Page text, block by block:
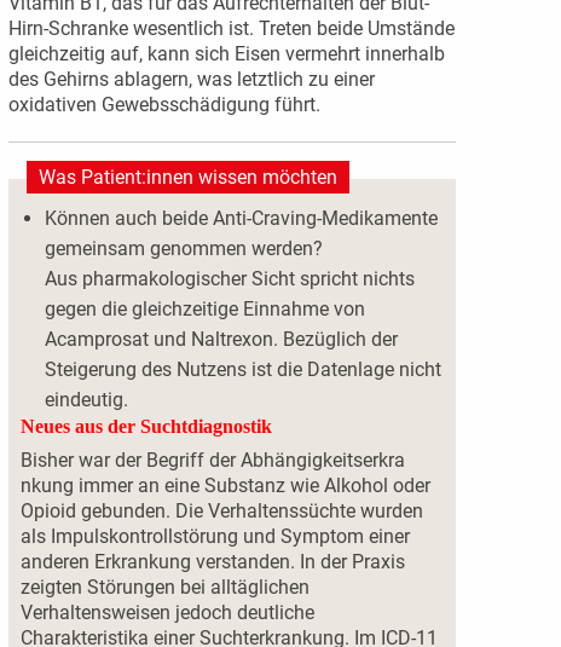
Hirn-Schranke wesentlich ist. Treten beide Umstände
gleichzeitig auf, kann sich Eisen vermehrt innerhalb
des Gehirns ablagern, was letztlich zu einer
oxidativen Gewebsschädigung führt.
Was Patient:innen wissen möchten
Können auch beide Anti-Craving-Medikamente
gemeinsam genommen werden?
Aus pharmakologischer Sicht spricht nichts
gegen die gleichzeitige Einnahme von
Acamprosat und Naltrexon. Bezüglich der
Steigerung des Nutzens ist die Datenlage nicht
eindeutig.
Neues aus der Suchtdiagnostik
Bisher war der Begriff der Abhängigkeitserkra
nkung immer an eine Substanz wie Alkohol oder
Opioid gebunden. Die Verhaltenssüchte wurden
als Impulskontrollstörung und Symptom einer
anderen Erkrankung verstanden. In der Praxis
zeigten Störungen bei alltäglichen
Verhaltensweisen jedoch deutliche
Charakteristika einer Suchterkrankung. Im ICD-11